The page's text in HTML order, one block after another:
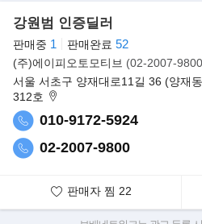
▶페라리, 최초의 4도어 4인승 스포츠
페라리가 브랜드 최초 4도어·4인승 스
(Purosangue)를 전격 공개했다. 차명
이탈리아어로 ‘순종(thoroughbred)’
성능, 운전의 즐거움, 편안함 등이 완벽
조화를 이룰 뿐 아니라 브랜드 DNA
을 내놨다.
강원범 인증딜러
판매중 1 판매완료 52
(주)에이피오토모티브 (02-2007-
서울 서초구 양재대로11길 36 (양재
312호
010-9172-5924
02-2007-9800
판매자 찜 22